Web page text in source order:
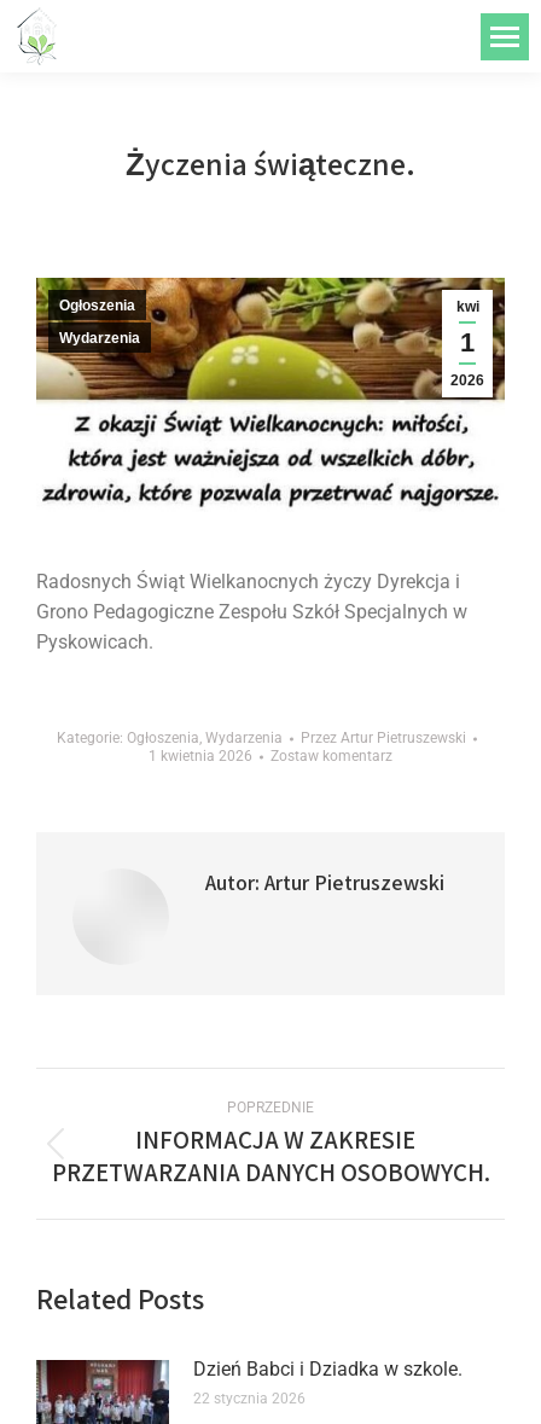
treści
Życzenia świąteczne.
kwi
1
2026
Ogłoszenia
Wydarzenia
Radosnych Świąt Wielkanocnych życzy Dyrekcja i
Grono Pedagogiczne Zespołu Szkół Specjalnych w
Pyskowicach.
Kategorie: Ogłoszenia, Wydarzenia Przez Artur Pietruszewski
1 kwietnia 2026
Zostaw komentarz
Autor: Artur Pietruszewski
POPRZEDNIE
INFORMACJA W ZAKRESIE
PRZETWARZANIA DANYCH OSOBOWYCH.
Related Posts
Dzień Babci i Dziadka w szkole.
22 stycznia 2026